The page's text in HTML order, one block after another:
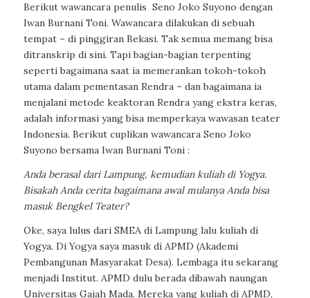
Berikut wawancara penulis Seno Joko Suyono dengan
Iwan Burnani Toni. Wawancara dilakukan di sebuah
tempat – di pinggiran Bekasi. Tak semua memang bisa
ditranskrip di sini. Tapi bagian-bagian terpenting
seperti bagaimana saat ia memerankan tokoh-tokoh
utama dalam pementasan Rendra – dan bagaimana ia
menjalani metode keaktoran Rendra yang ekstra keras,
adalah informasi yang bisa memperkaya wawasan teater
Indonesia. Berikut cuplikan wawancara Seno Joko
Suyono bersama Iwan Burnani Toni :
Anda berasal dari Lampung, kemudian kuliah di Yogya.
Bisakah Anda cerita bagaimana awal mulanya Anda bisa
masuk Bengkel Teater?
Oke, saya lulus dari SMEA di Lampung lalu kuliah di
Yogya. Di Yogya saya masuk di APMD (Akademi
Pembangunan Masyarakat Desa). Lembaga itu sekarang
menjadi Institut. APMD dulu berada dibawah naungan
Universitas Gajah Mada. Mereka yang kuliah di APMD,